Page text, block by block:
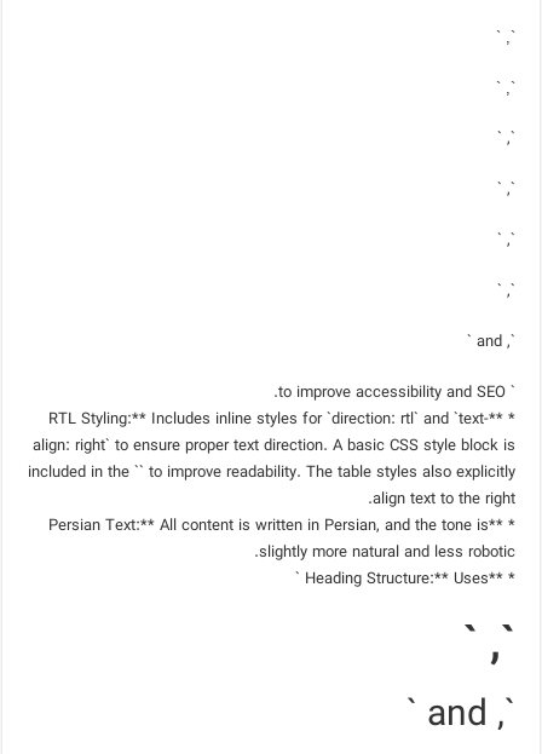
`, `
`, `
`, `
`, `
`, `
`, `
`, and `
` to improve accessibility and SEO.
* **RTL Styling:** Includes inline styles for `direction: rtl` and `text-
align: right` to ensure proper text direction. A basic CSS style block is
included in the `` to improve readability. The table styles also explicitly
align text to the right.
* **Persian Text:** All content is written in Persian, and the tone is
slightly more natural and less robotic.
* **Heading Structure:** Uses `
`, `
`, and `